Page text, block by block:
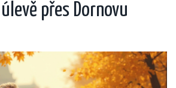
přes Dornovu